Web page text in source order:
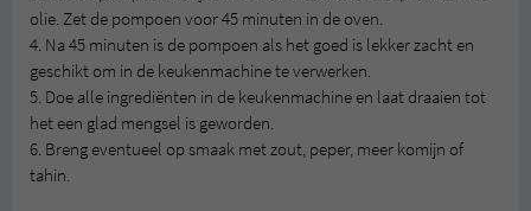
olie. Zet de pompoen voor 45 minuten in de oven.
4. Na 45 minuten is de pompoen als het goed is lekker zacht en
geschikt om in de keukenmachine te verwerken.
5. Doe alle ingrediënten in de keukenmachine en laat draaien tot
het een glad mengsel is geworden.
6. Breng eventueel op smaak met zout, peper, meer komijn of
tahin.